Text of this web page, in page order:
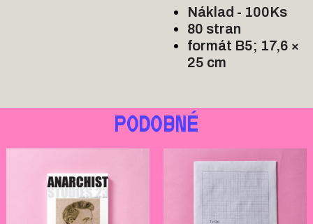
Náklad - 100Ks
80 stran
formát B5; 17,6 ×
25 cm
PODOBNÉ